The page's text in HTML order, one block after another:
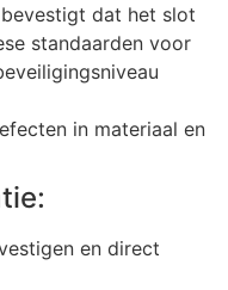
dat het slot
standaarden voor
in materiaal en
en direct